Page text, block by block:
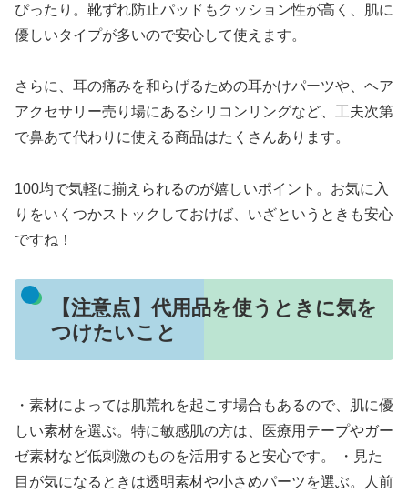
ぴったり。靴ずれ防止パッドもクッション性が高く、肌に
優しいタイプが多いので安心して使えます。
さらに、耳の痛みを和らげるための耳かけパーツや、ヘア
アクセサリー売り場にあるシリコンリングなど、工夫次第
で鼻あて代わりに使える商品はたくさんあります。
100均で気軽に揃えられるのが嬉しいポイント。お気に入
りをいくつかストックしておけば、いざというときも安心
ですね！
【注意点】代用品を使うときに気を
つけたいこと
・素材によっては肌荒れを起こす場合もあるので、肌に優
しい素材を選ぶ。特に敏感肌の方は、医療用テープやガー
ゼ素材など低刺激のものを活用すると安心です。 ・見た
目が気になるときは透明素材や小さめパーツを選ぶ。人前